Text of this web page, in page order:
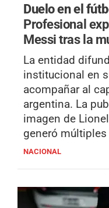
Duelo en el
Profesional
Messi tras la
La entidad
institucional en
acompañar al
argentina. La
imagen de
generó
NACIONAL